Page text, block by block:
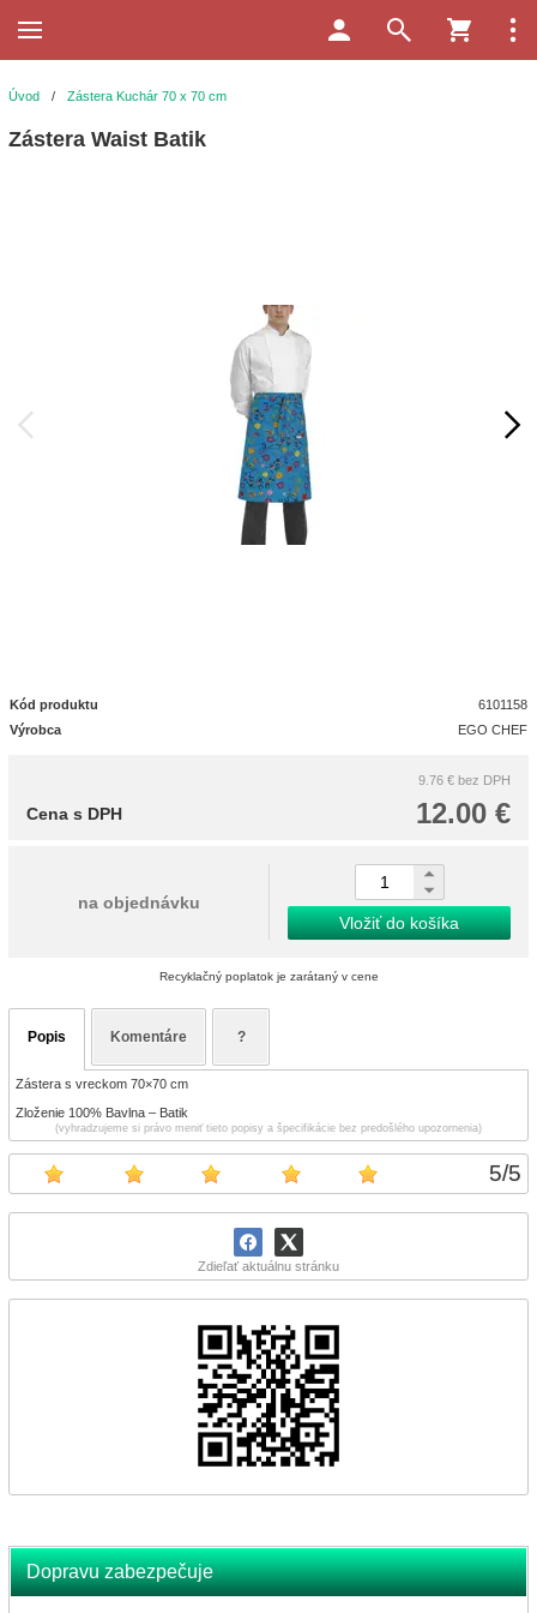
5/5
Zdieľať aktuálnu stránku
Dopravu zabezpečuje
Úvod / Zástera Kuchár 70 x 70 cm
Zástera Waist Batik
Kód produktu
6101158
Výrobca
EGO CHEF
9.76 € bez DPH
12.00 €
Cena s DPH
na objednávku
Vložiť do košíka
Recyklačný poplatok je zarátaný v cene
Popis Komentáre ?
Zástera s vreckom 70×70 cm
Zloženie 100% Bavlna – Batik
(vyhradzujeme si právo meniť tieto popisy a špecifikácie bez predošlého upozornenia)